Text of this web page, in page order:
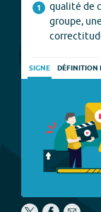
1
qualité de
groupe,
SIGNE DÉFINITION